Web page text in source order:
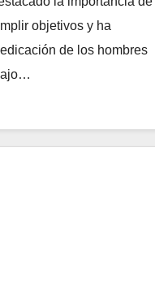
objetivos y ha
de los hombres